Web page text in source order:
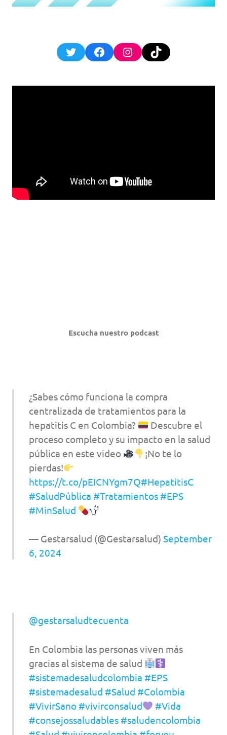
TwitterFacebookInstagram
TikTok
Escucha nuestro podcast
¿Sabes cómo funciona la compra
centralizada de tratamientos para la
hepatitis C en Colombia?
Descubre el
proceso completo y su impacto en la salud
pública en este video
¡No te lo
pierdas!
https://t.co/pEICNYgm7Q#HepatitisC
#SaludPública #Tratamientos #EPS
#MinSalud
— Gestarsalud (@Gestarsalud) September
6, 2024
@gestarsaludtecuenta
En Colombia las personas viven más
gracias al sistema de salud
#sistemadesaludcolombia #EPS
#sistemadesalud #Salud #Colombia
#VivirSano #vivirconsalud
#Vida
#consejossaludables #saludencolombia